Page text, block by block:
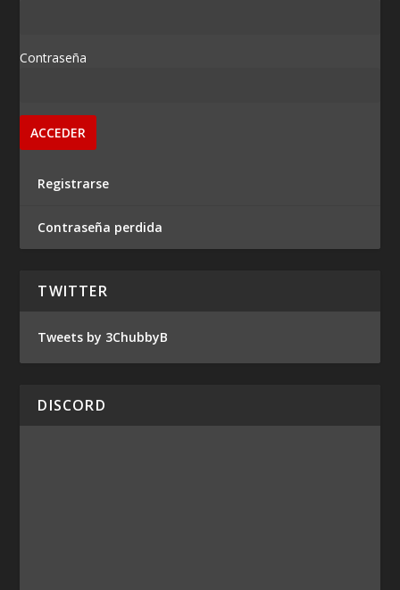
Contraseña
Registrarse
Contraseña perdida
TWITTER
Tweets by 3ChubbyB
DISCORD